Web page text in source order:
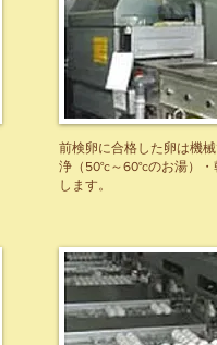
前検卵に合格した卵は機
浄（50°c～60°cのお湯）
します。